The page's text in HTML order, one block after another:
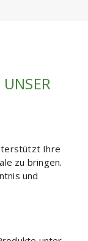
Ihre
zu bringen.
und